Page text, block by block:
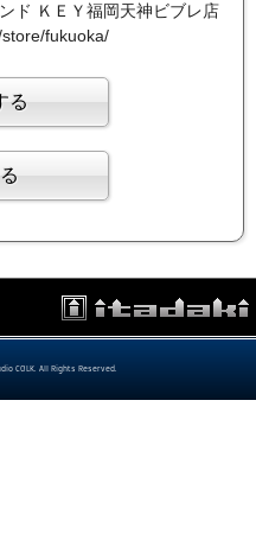
ド ＫＥＹ福岡天神ビブレ店
fukuoka/
COLK. All Rights Reserved.